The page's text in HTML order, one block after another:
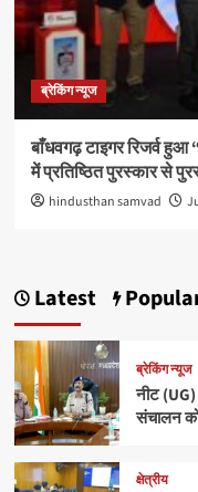
ब्रेकिंग न्यूज
बाँधवगढ़ टाइगर रिजर्व हुआ
में प्रतिष्ठित पुरस्कार से
hindusthan samvad
Latest
ब्रेकिंग न्यूज
नीट (UG)
संचालन को
क्षेत्रीय